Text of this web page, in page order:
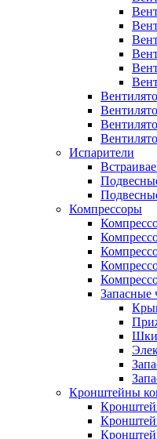
Испарители
Компрессоры
Запасные
Кронштейны